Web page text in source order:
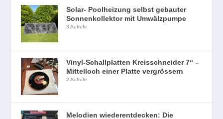
Solar- Poolheizung selbst gebauter
Sonnenkollektor mit Umwälzpumpe
3 Aufrufe
Vinyl-Schallplatten Kreisschneider 7“ –
Mittelloch einer Platte vergrössern
2 Aufrufe
Melodien wiederentdecken: Die